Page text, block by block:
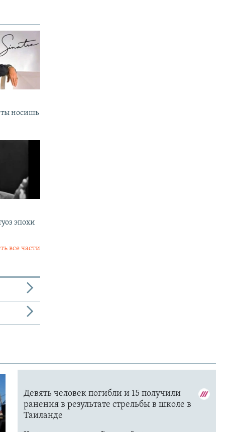
носишь
эпохи
все части